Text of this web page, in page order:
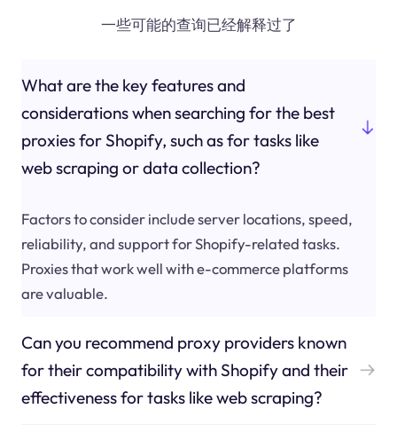
一些可能的查询已经解释过了
What are the key features and
considerations when searching for the best
proxies for Shopify, such as for tasks like
web scraping or data collection?
Factors to consider include server locations, speed,
reliability, and support for Shopify-related tasks.
Proxies that work well with e-commerce platforms
are valuable.
Can you recommend proxy providers known
for their compatibility with Shopify and their
effectiveness for tasks like web scraping?